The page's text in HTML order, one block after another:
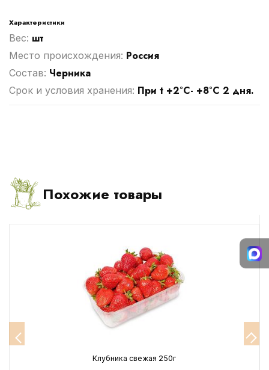
Характеристики
Вес: шт
Место происхождения: Россия
Cостав: Черника
Срок и условия хранения: При t +2°С- +8°С 2 дня.
Похожие товары
Клубника свежая 250г